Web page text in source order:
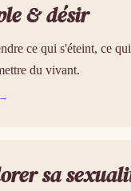
& désir
ce qui s'éteint, ce
du vivant.
sa